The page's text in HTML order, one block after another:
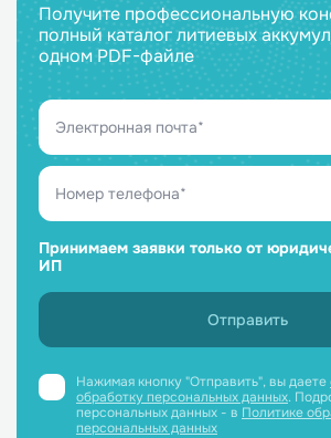
Получите профессиональную
полный каталог литиевых
одном PDF-файле
Принимаем заявки только от
ИП
Нажимая кнопку "Отправить", вы даете
обработку персональных данных.
персональных данных - в Политике
персональных данных